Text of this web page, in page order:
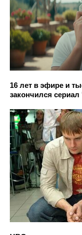
16 лет в эфире и
закончился